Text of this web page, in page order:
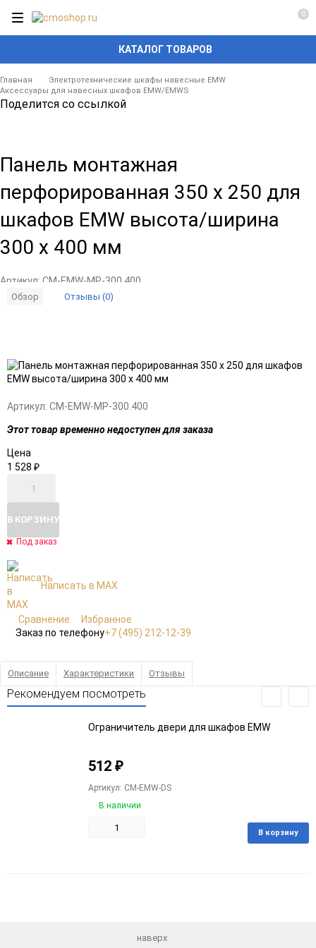
КАТАЛОГ ТОВАРОВ
0
Главная
Электротехнические шкафы навесные EMW
Аксессуары для навесных шкафов EMW/EMWS
Поделится со ссылкой
Панель монтажная
перфорированная 350 x 250 для
шкафов EMW высота/ширина
300 x 400 мм
Артикул: CM-EMW-MP-300.400
Обзор Отзывы (0)
в
избранное
к
сравнению
Артикул: CM-EMW-MP-300.400
Этот товар временно недоступен для заказа
Цена
1 528 ₽
В КОРЗИНУ
Под заказ
Написать в MAX
Сравнение
Избранное
Заказ по телефону+7 (495) 212-12-39
Описание Характеристики Отзывы
Рекомендуем посмотреть
Ограничитель двери для шкафов EMW
512 ₽
Артикул: CM-EMW-DS
В наличии
В корзину
наверх